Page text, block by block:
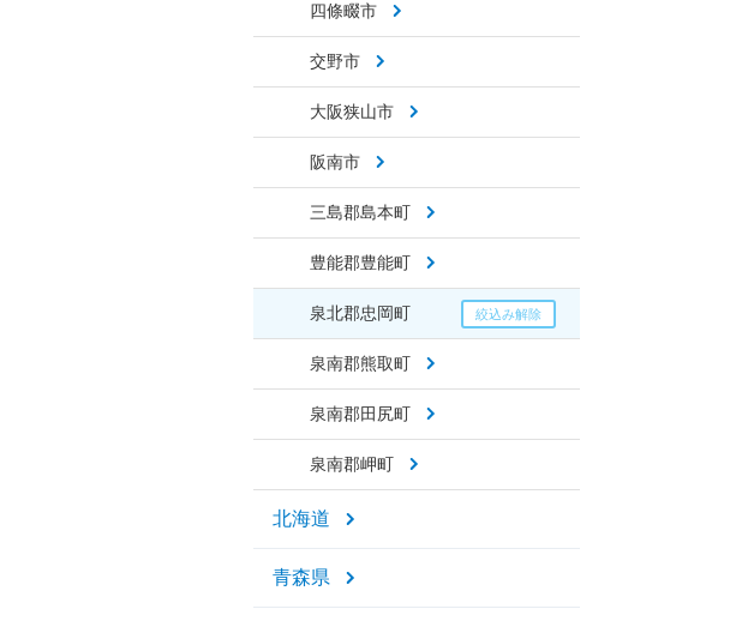
四條畷市
交野市
大阪狭山市
阪南市
三島郡島本町
豊能郡豊能町
泉北郡忠岡町
泉南郡熊取町
泉南郡田尻町
泉南郡岬町
北海道
青森県